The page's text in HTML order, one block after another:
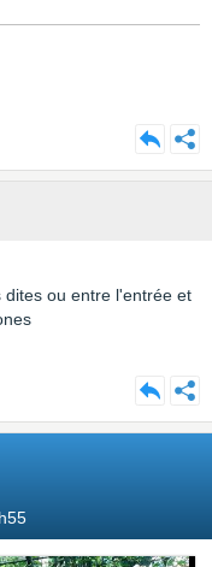
ou entre l'entrée et